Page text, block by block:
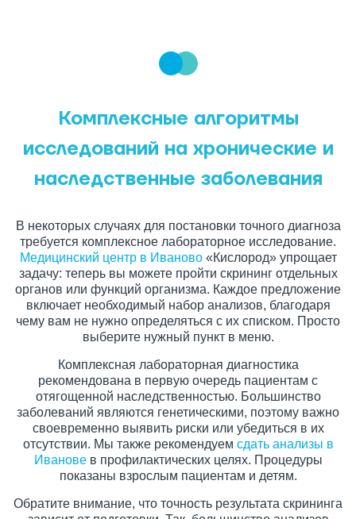
Комплексные алгоритмы
исследований на хронические и
наследственные заболевания
В некоторых случаях для постановки точного диагноза
требуется комплексное лабораторное исследование.
Медицинский центр в Иваново«Кислород» упрощает
задачу: теперь вы можете пройти скрининг отдельных
органов или функций организма. Каждое предложение
включает необходимый набор анализов, благодаря
чему вам не нужно определяться с их списком. Просто
выберите нужный пункт в меню.
Комплексная лабораторная диагностика
рекомендована в первую очередь пациентам с
отягощенной наследственностью. Большинство
заболеваний являются генетическими, поэтому важно
своевременно выявить риски или убедиться в их
отсутствии. Мы также рекомендуем сдать анализы в
Ивановев профилактических целях. Процедуры
показаны взрослым пациентам и детям.
Обратите внимание, что точность результата скрининга